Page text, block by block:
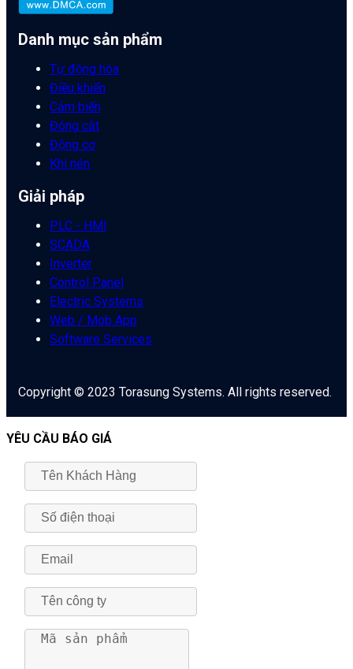
Danh mục sản phẩm
Tự động hóa
Điều khiển
Cảm biến
Đóng cắt
Động cơ
Khí nén
Giải pháp
PLC - HMI
SCADA
Inverter
Control Panel
Electric Systems
Web / Mob App
Software Services
Copyright © 2023 Torasung Systems. All rights reserved.
YÊU CẦU BÁO GIÁ